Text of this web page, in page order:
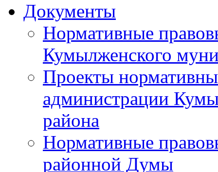
Документы
Нормативные
Кумылженского
Проекты
администрации
района
Нормативные
районной Думы